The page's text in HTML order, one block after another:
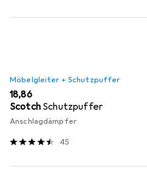
Möbelgleiter + Schutzpuffer
EUR
18,86
Scotch Schutzpuffer
Anschlagdämpfer
45